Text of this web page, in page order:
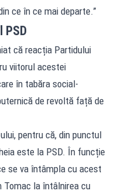
ce în ce mai departe.”
PSD
că reacția Partidului
viitorul acestei
în tabăra social-
de revoltă față de
pentru că, din punctul
este la PSD. În funcție
se va întâmpla cu acest
Tomac la întâlnirea cu